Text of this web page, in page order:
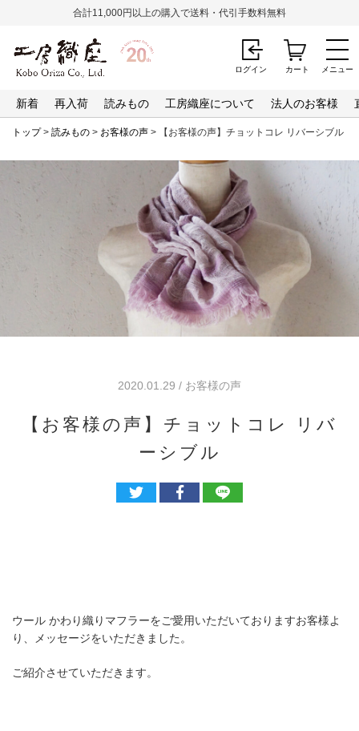
メニュー
合計11,000円以上の購入で送料・代引手数料無料
新着 再入荷 読みもの 工房織座について 法人のお客様
ログイン カート
トップ> 読みもの > お客様の声 > 【お客様の声】チョットコレ リバーシブル
2020.01.29 / お客様の声
【お客様の声】チョットコレ リバ
ーシブル
ウール かわり織りマフラーをご愛用いただいておりますお客様よ
り、メッセージをいただきました。
ご紹介させていただきます。